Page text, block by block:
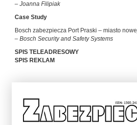
– Joanna Filipiak
Case Study
Bosch zabezpiecza Port Praski – miasto
– Bosch Security and Safety Systems
SPIS TELEADRESOWY
SPIS REKLAM